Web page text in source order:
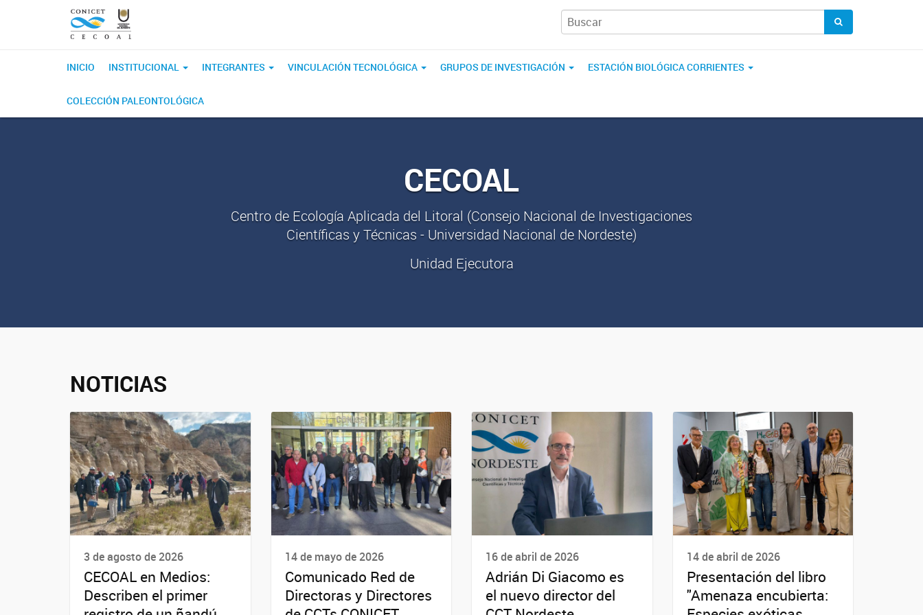
INICIO INSTITUCIONAL INTEGRANTES VINCULACIÓN TECNOLÓGICA GRUPOS DE INVESTIGACIÓN ESTACIÓN BIOLÓGICA CORRIENTES
COLECCIÓN PALEONTOLÓGICA
CECOAL
Centro de Ecología Aplicada del Litoral (Consejo Nacional de Investigaciones
Científicas y Técnicas - Universidad Nacional de Nordeste)
Unidad Ejecutora
NOTICIAS
3 de agosto de 2026
CECOAL en Medios:
Describen el primer
14 de mayo de 2026
Comunicado Red de
Directoras y Directores
16 de abril de 2026
Adrián Di Giacomo es
el nuevo director del
14 de abril de 2026
Presentación del libro
"Amenaza encubierta: